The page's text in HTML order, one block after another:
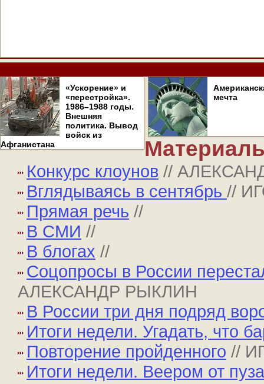
«Ускорение» и
«перестройка».
1986–1988 годы.
Внешняя
политика. Вывод
войск из
Афганистана
мечта
Конкурс клоунов //
Вглядываясь в сентябрь //
Прямая речь //
В СМИ //
В блогах //
Соцопросы в России
АЛЕКСАНДР РЫКЛИН
В России три дня подряд
Итоги недели. Угадать, что
Повторение пройденного //
Итоги недели. Веером от пуза